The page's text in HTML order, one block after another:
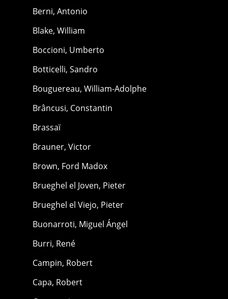
Berni, Antonio
Blake, William
Boccioni, Umberto
Botticelli, Sandro
Bouguereau, William-Adolphe
Brâncusi, Constantin
Brassaï
Brauner, Victor
Brown, Ford Madox
Brueghel el Joven, Pieter
Brueghel el Viejo, Pieter
Buonarroti, Miguel Ángel
Burri, René
Campin, Robert
Capa, Robert